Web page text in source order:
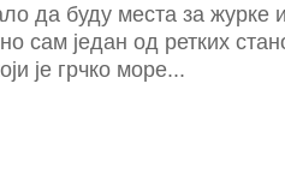
да буду места за журке
сам један од ретких
је грчко море...